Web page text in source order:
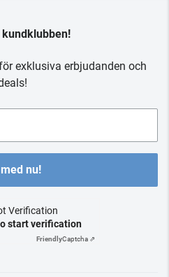
kundklubben!
exklusiva erbjudanden och
nu!
Verification
start verification
FriendlyCaptcha ⇗